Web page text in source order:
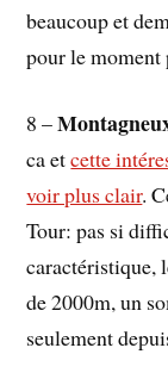
beaucoup et
pour le moment
8 –
ca etcette
voir plus clair.
Tour: pas si
caractéristique,
de 2000m, un
seulement